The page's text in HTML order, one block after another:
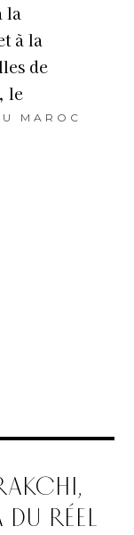
la
à la
de
le
MAROC
RÉEL